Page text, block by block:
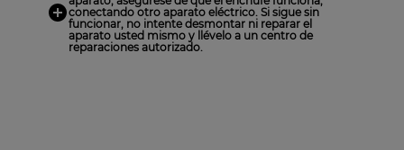
conectando otro aparato eléctrico. Si sigue sin
funcionar, no intente desmontar ni reparar el
aparato usted mismo y llévelo a un centro de
reparaciones autorizado.